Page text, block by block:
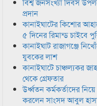
প্রদান
কানাইঘাটের কিশোর
৫ দিনের রিমান্ড চাইবে
কানাইঘাট রাজাগঞ্জে
যুবকের লাশ
কানাইঘাটে চাঞ্চল্যকর
থেকে গ্রেফতার
উর্ধ্বতন কর্মকর্তাদের নিয়ে
করলেন সাংসদ আবুল